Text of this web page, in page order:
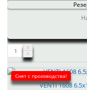
Снят с производства!
VENTI 1608